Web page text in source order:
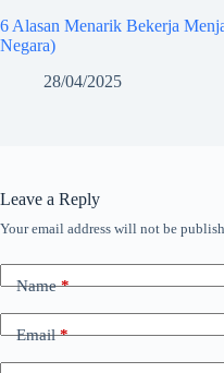
6 Alasan Menarik Bekerja
Negara)
28/04/2025
Leave a Reply
Your email address will not be
Name*
Email*